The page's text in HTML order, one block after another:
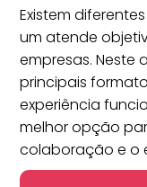
Existem
um atende
empresas. Neste
principais
experiência
melhor opção
colaboração e o